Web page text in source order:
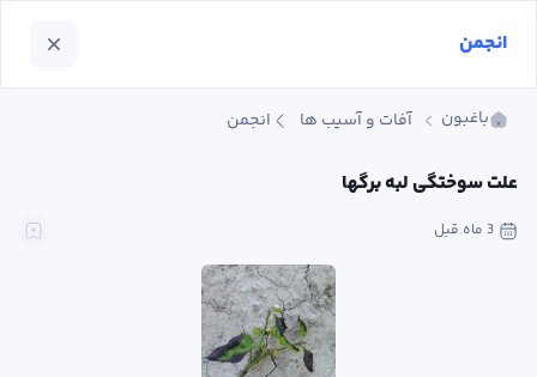
باغبون آفات و آسیب ها انجمن
علت سوختگی لبه برگها
3 ماه قبل
انجمن